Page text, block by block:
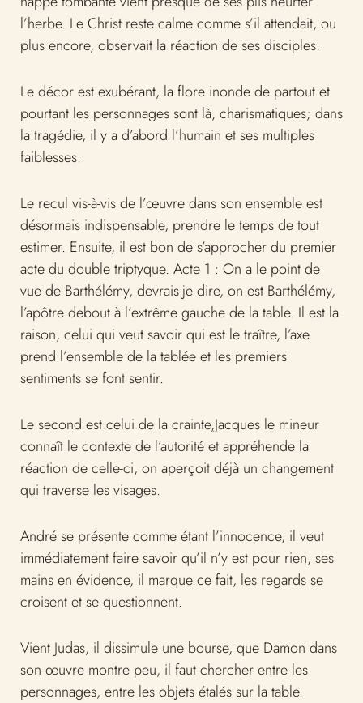
l’herbe. Le Christ reste calme comme s’il attendait, ou
plus encore, observait la réaction de ses disciples.
Le décor est exubérant, la flore inonde de partout et
pourtant les personnages sont là, charismatiques; dans
la tragédie, il y a d’abord l’humain et ses multiples
faiblesses.
Le recul vis-à-vis de l’œuvre dans son ensemble est
désormais indispensable, prendre le temps de tout
estimer. Ensuite, il est bon de s’approcher du premier
acte du double triptyque. Acte 1 : On a le point de
vue de Barthélémy, devrais-je dire, on est Barthélémy,
l’apôtre debout à l’extrême gauche de la table. Il est la
raison, celui qui veut savoir qui est le traître, l’axe
prend l’ensemble de la tablée et les premiers
sentiments se font sentir.
Le second est celui de la crainte,Jacques le mineur
connaît le contexte de l’autorité et appréhende la
réaction de celle-ci, on aperçoit déjà un changement
qui traverse les visages.
André se présente comme étant l’innocence, il veut
immédiatement faire savoir qu’il n’y est pour rien, ses
mains en évidence, il marque ce fait, les regards se
croisent et se questionnent.
Vient Judas, il dissimule une bourse, que Damon dans
son œuvre montre peu, il faut chercher entre les
personnages, entre les objets étalés sur la table.